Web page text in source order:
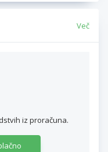
Več
iz proračuna.